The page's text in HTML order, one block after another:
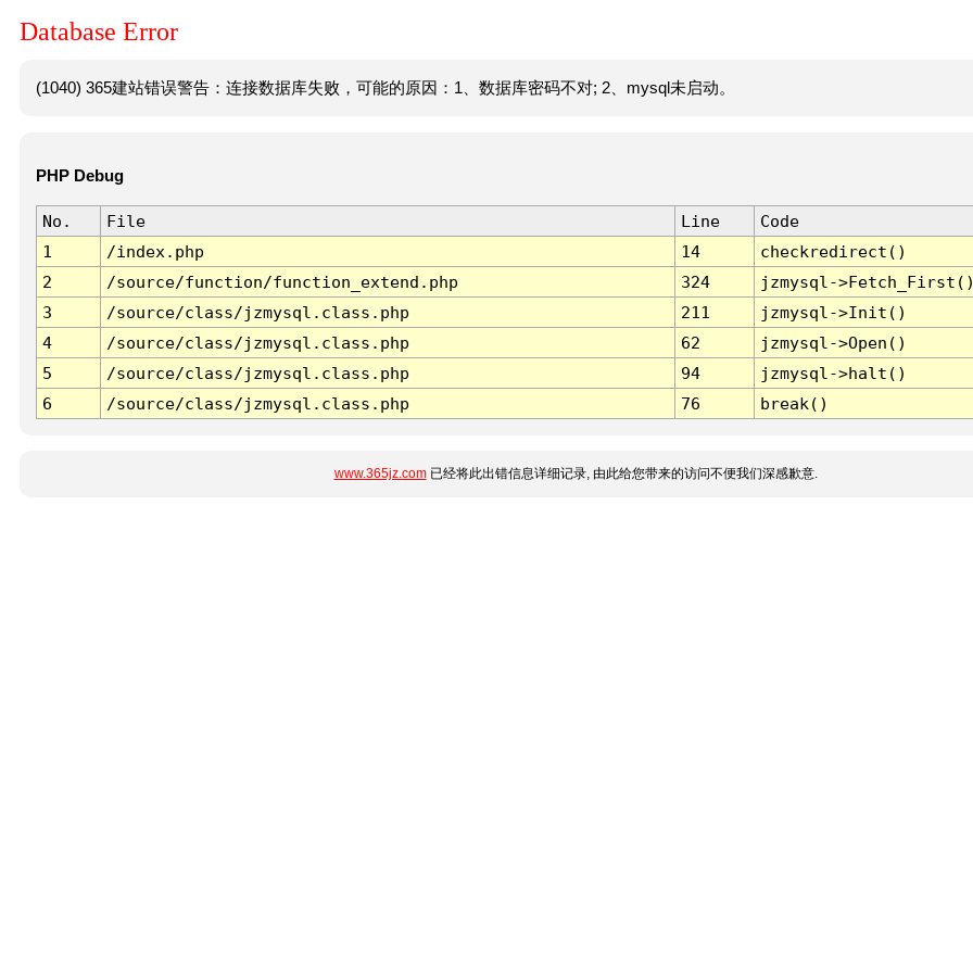
Database Error
(1040) 365建站错误警告：连接数据库失败，可能的原因：1、数据库密码不对; 2、mysql未启动。
PHP Debug
No. File Line
Code
1
/index.php 14
checkredirect()
2
/source/function/function_extend.php 324
jzmysql-
3
/source/class/jzmysql.class.php 211
jzmysql->Init()
4
/source/class/jzmysql.class.php 62
jzmysql->Open()
5
/source/class/jzmysql.class.php 94
jzmysql->halt()
6
/source/class/jzmysql.class.php 76 break()
www.365jz.com已经将此出错信息详细记录, 由此给您带来的访问不便我们深感歉意.